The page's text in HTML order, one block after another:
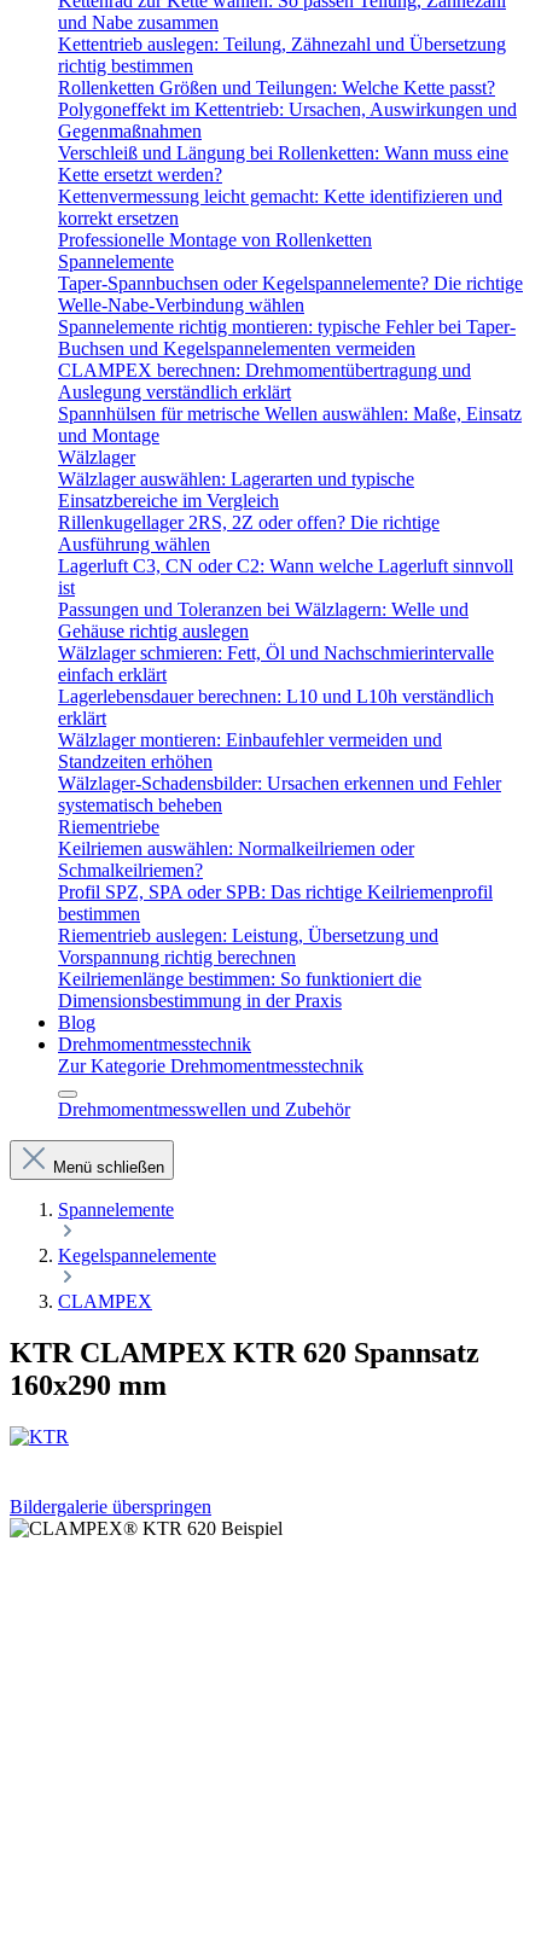
und Nabe zusammen
Kettentrieb auslegen: Teilung, Zähnezahl und Übersetzung
richtig bestimmen
Rollenketten Größen und Teilungen: Welche Kette passt?
Polygoneffekt im Kettentrieb: Ursachen, Auswirkungen und
Gegenmaßnahmen
Verschleiß und Längung bei Rollenketten: Wann muss eine
Kette ersetzt werden?
Kettenvermessung leicht gemacht: Kette identifizieren und
korrekt ersetzen
Professionelle Montage von Rollenketten
Spannelemente
Taper-Spannbuchsen oder Kegelspannelemente? Die richtige
Welle-Nabe-Verbindung wählen
Spannelemente richtig montieren: typische Fehler bei Taper-
Buchsen und Kegelspannelementen vermeiden
CLAMPEX berechnen: Drehmomentübertragung und
Auslegung verständlich erklärt
Spannhülsen für metrische Wellen auswählen: Maße, Einsatz
und Montage
Wälzlager
Wälzlager auswählen: Lagerarten und typische
Einsatzbereiche im Vergleich
Rillenkugellager 2RS, 2Z oder offen? Die richtige
Ausführung wählen
Lagerluft C3, CN oder C2: Wann welche Lagerluft sinnvoll
ist
Passungen und Toleranzen bei Wälzlagern: Welle und
Gehäuse richtig auslegen
Wälzlager schmieren: Fett, Öl und Nachschmierintervalle
einfach erklärt
Lagerlebensdauer berechnen: L10 und L10h verständlich
erklärt
Wälzlager montieren: Einbaufehler vermeiden und
Standzeiten erhöhen
Wälzlager-Schadensbilder: Ursachen erkennen und Fehler
systematisch beheben
Riementriebe
Keilriemen auswählen: Normalkeilriemen oder
Schmalkeilriemen?
Profil SPZ, SPA oder SPB: Das richtige Keilriemenprofil
bestimmen
Riementrieb auslegen: Leistung, Übersetzung und
Vorspannung richtig berechnen
Keilriemenlänge bestimmen: So funktioniert die
Dimensionsbestimmung in der Praxis
Blog
Drehmomentmesstechnik
Zur Kategorie Drehmomentmesstechnik
Drehmomentmesswellen und Zubehör
Menü schließen
Spannelemente
Kegelspannelemente
CLAMPEX
KTR CLAMPEX KTR 620 Spannsatz
160x290 mm
Bildergalerie überspringen